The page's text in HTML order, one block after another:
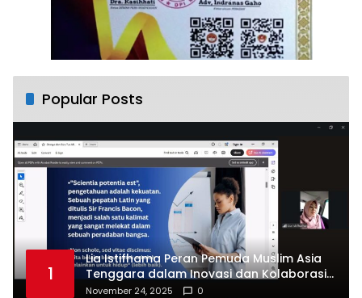
Popular Posts
1
Lia Istifhama Peran Pemuda Muslim Asia
Tenggara dalam Inovasi dan Kolaborasi
Internasional
November 24, 2025 0